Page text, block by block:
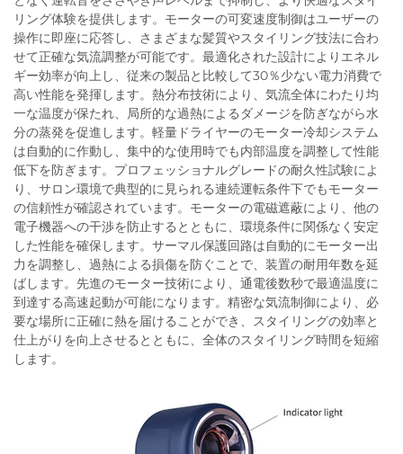
リング体験を提供します。モーターの可変速度制御はユーザーの
操作に即座に応答し、さまざまな髪質やスタイリング技法に合わ
せて正確な気流調整が可能です。最適化された設計によりエネル
ギー効率が向上し、従来の製品と比較して30％少ない電力消費で
高い性能を発揮します。熱分布技術により、気流全体にわたり均
一な温度が保たれ、局所的な過熱によるダメージを防ぎながら水
分の蒸発を促進します。軽量ドライヤーのモーター冷却システム
は自動的に作動し、集中的な使用時でも内部温度を調整して性能
低下を防ぎます。プロフェッショナルグレードの耐久性試験によ
り、サロン環境で典型的に見られる連続運転条件下でもモーター
の信頼性が確認されています。モーターの電磁遮蔽により、他の
電子機器への干渉を防止するとともに、環境条件に関係なく安定
した性能を確保します。サーマル保護回路は自動的にモーター出
力を調整し、過熱による損傷を防ぐことで、装置の耐用年数を延
ばします。先進のモーター技術により、通電後数秒で最適温度に
到達する高速起動が可能になります。精密な気流制御により、必
要な場所に正確に熱を届けることができ、スタイリングの効率と
仕上がりを向上させるとともに、全体のスタイリング時間を短縮
します。